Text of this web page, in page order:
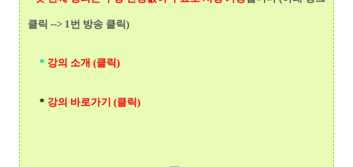
클릭 --> 1번 방송 클릭)
* 강의 소개 (클릭)
* 강의 바로가기 (클릭)